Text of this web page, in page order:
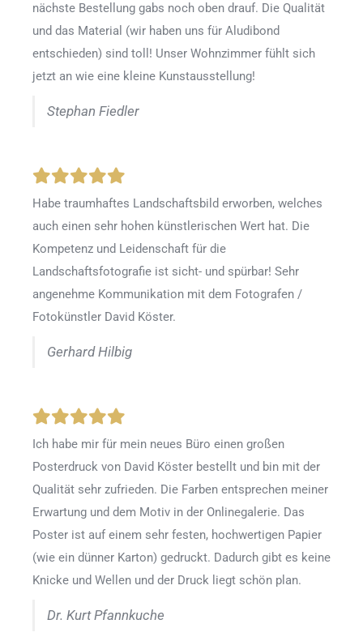
nächste Bestellung gabs noch oben drauf. Die Qualität
und das Material (wir haben uns für Aludibond
entschieden) sind toll! Unser Wohnzimmer fühlt sich
jetzt an wie eine kleine Kunstausstellung!
Stephan Fiedler
Habe traumhaftes Landschaftsbild erworben, welches
auch einen sehr hohen künstlerischen Wert hat. Die
Kompetenz und Leidenschaft für die
Landschaftsfotografie ist sicht- und spürbar! Sehr
angenehme Kommunikation mit dem Fotografen /
Fotokünstler David Köster.
Gerhard Hilbig
Ich habe mir für mein neues Büro einen großen
Posterdruck von David Köster bestellt und bin mit der
Qualität sehr zufrieden. Die Farben entsprechen meiner
Erwartung und dem Motiv in der Onlinegalerie. Das
Poster ist auf einem sehr festen, hochwertigen Papier
(wie ein dünner Karton) gedruckt. Dadurch gibt es keine
Knicke und Wellen und der Druck liegt schön plan.
Dr. Kurt Pfannkuche